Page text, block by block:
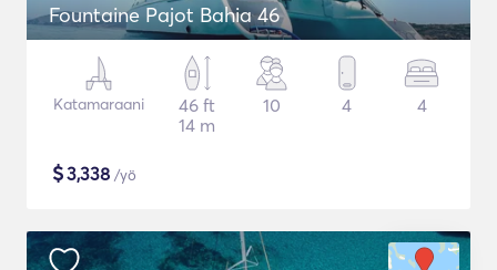
Fountaine Pajot Bahia 46
Katamaraani
46 ft
14 m
10 4 4
$3,338 /yö